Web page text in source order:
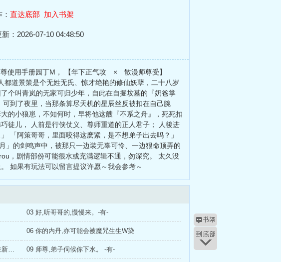
直达底部 加入书架
：2026-07-10 04:48:50
使用手册园丁M， 【年下正气攻 × 散漫师尊受】
景策是个无姓无氏、惊才绝艳的修仙妖孽，二十八岁
个叫青岚的无家可归少年，自此在自掘坟墓的『奶爸掌
到了夜里，当那条算尽天机的星辰丝反被扣在自己腕
的小狼崽，不知何时，早将他这艘『不系之舟』，死死扣
徒儿， 人前是行侠仗义、尊师重道的正人君子； 人後进
「阿策哥哥，里面咬得这麽紧，是不想弟子出去吗？」
」的剑鸣声中，被那只一边装无辜可怜、一边狠命顶弄的
，剧情部份可能很水或充满逻辑不通，勿深究。 太久没
如果有玩法可以留言提议许愿～我会参考～
03 好,听哥哥的,慢慢来。-有-
06 你的内丹,亦可能会被魔咒生生W染
08 外袍扣得比平时更一丝不苟──那是为了挡住新添的痕迹 09 师尊,弟子伺候你下水。 -有-